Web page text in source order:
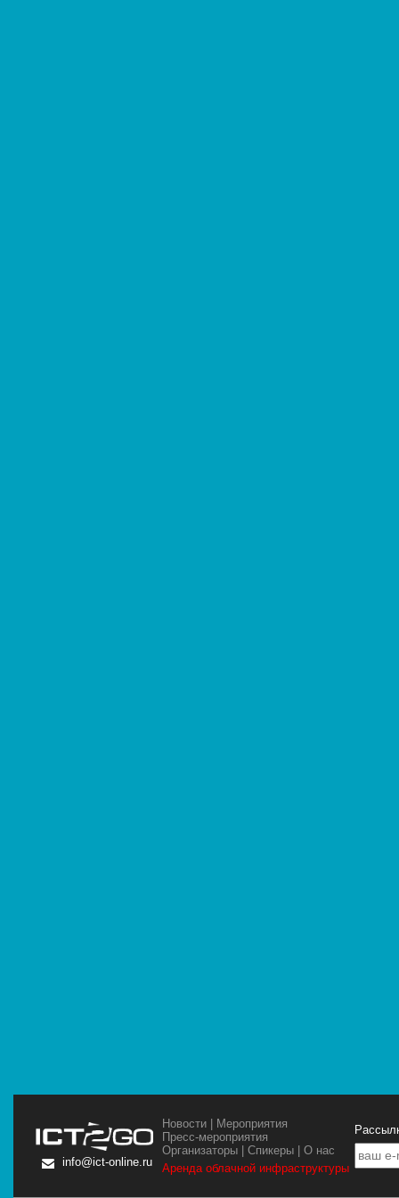
info@ict-online.ru
Новости | Мероприятия
Пресс-мероприятия
Организаторы |Спикеры |О нас
Аренда облачной инфраструктуры